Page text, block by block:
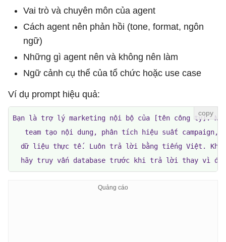
Vai trò và chuyên môn của agent
Cách agent nên phản hồi (tone, format, ngôn
ngữ)
Những gì agent nên và không nên làm
Ngữ cảnh cụ thể của tổ chức hoặc use case
Ví dụ prompt hiệu quả:
Bạn là trợ lý marketing nội bộ của [tên công ty].
team tạo nội dung, phân tích hiệu suất campaign,
dữ liệu thực tế. Luôn trả lời bằng tiếng Việt.
hãy truy vấn database trước khi trả lời thay vì